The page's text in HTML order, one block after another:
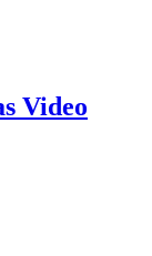
Video